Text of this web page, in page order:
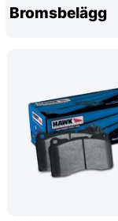
Bromsbelägg